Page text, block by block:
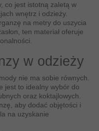
co jest istotną zaletą w
wnętrz i odzieży.
na metry do uszycia
ten materiał oferuje
w odzieży
nie ma sobie równych.
jest to idealny wybór do
oraz koktajlowych.
aby dodać objętości i
na uzyskanie